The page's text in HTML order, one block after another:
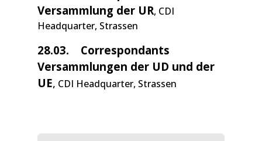
Versammlung der UR, CDI
Headquarter, Strassen
28.03.
Correspondants
Versammlungen der UD und der
UE, CDI Headquarter, Strassen